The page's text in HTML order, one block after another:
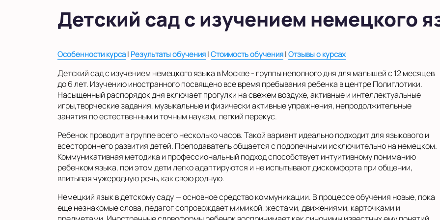
Показать на карте
Детский сад с изучением немецкого
Особенности курса| Результаты обучения|Стоимость обучения|Отзывы о курсах
Детский сад с изучением немецкого языка в Москве - группы неполного дня для малышей с 12 месяцев
до 6 лет. Изучению иностранного посвящено все время пребывания ребенка в центре Полиглотики.
Насыщенный распорядок дня включает прогулки на свежем воздухе, активные и интеллектуальные
игры,творческие задания, музыкальные и физически активные упражнения, непродолжительные
занятия по естественным и точным наукам, легкий перекус.
Ребенок проводит в группе всего несколько часов. Такой вариант идеально подходит для языкового и
всестороннего развития детей. Преподаватель общается с подопечными исключительно на немецком.
Коммуникативная методика и профессиональный подход способствует интуитивному пониманию
ребенком языка, при этом дети легко адаптируются и не испытывают дискомфорта при общении,
впитывая чужеродную речь, как свою родную.
Немецкий язык в детскому саду — основное средство коммуникации. В процессе обучения новые, пока
еще незнакомые слова, педагог сопровождает мимикой, жестами, движениями, карточками и